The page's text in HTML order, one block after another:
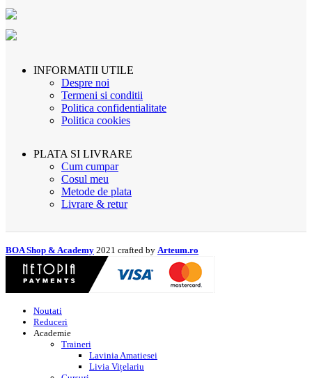
INFORMATII UTILE
Despre noi
Termeni si conditii
Politica confidentialitate
Politica cookies
PLATA SI LIVRARE
Cum cumpar
Cosul meu
Metode de plata
Livrare & retur
BOA Shop & Academy 2021 crafted by Arteum.ro
Noutati
Reduceri
Academie
Traineri
Lavinia Amatiesei
Livia Vițelariu